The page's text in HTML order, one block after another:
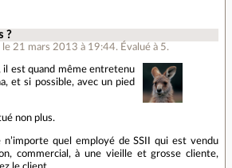
?
le 21 mars 2013 à 19:44. Évalué à 5.
il est quand même entretenu
et si possible, avec un pied
non plus.
n’importe quel employé de SSII qui est vendu
commercial, à une vieille et grosse cliente,